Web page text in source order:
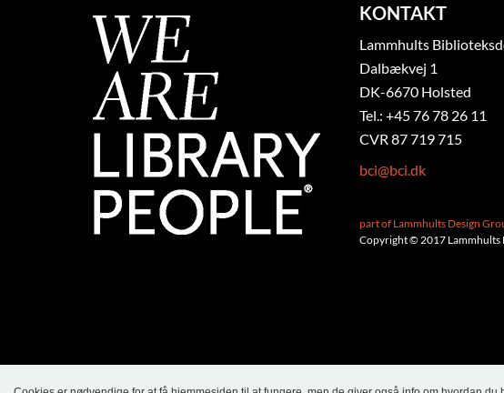
KONTAKT
Lammhults
Dalbækvej 1
DK-6670 Holsted
Tel.: +45 76 78 26 11
CVR 87 719 715
bci@bci.dk
part of Lammhults Design
Copyright © 2017 Lammhults